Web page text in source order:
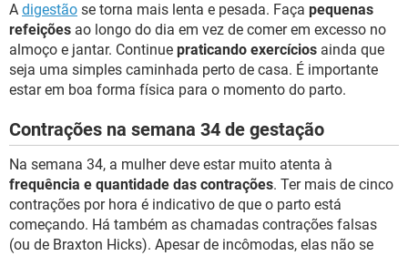
A digestão se torna mais lenta e pesada. Faça pequenas
refeições ao longo do dia em vez de comer em excesso no
almoço e jantar. Continue praticando exercícios ainda que
seja uma simples caminhada perto de casa. É importante
estar em boa forma física para o momento do parto.
Contrações na semana 34 de gestação
Na semana 34, a mulher deve estar muito atenta à
frequência e quantidade das contrações. Ter mais de cinco
contrações por hora é indicativo de que o parto está
começando. Há também as chamadas contrações falsas
(ou de Braxton Hicks). Apesar de incômodas, elas não se